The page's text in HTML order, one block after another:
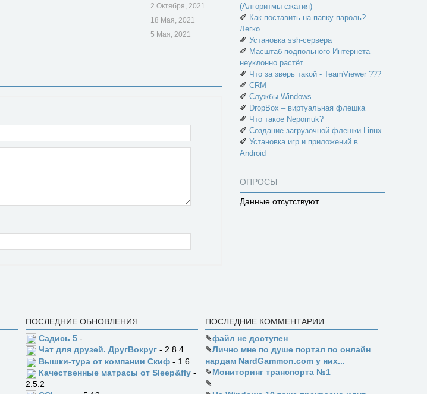
2 Октября, 2021
18 Мая, 2021
5 Мая, 2021
(Алгоритмы сжатия)
✐ Как поставить на папку пароль?
Легко
✐ Установка ssh-сервера
✐ Масштаб подпольного Интернета
неуклонно растёт
✐ Что за зверь такой - TeamViewer ???
✐ CRM
✐ Службы Windows
✐ DropBox – виртуальная флешка
✐ Что такое Nepomuk?
✐ Создание загрузочной флешки Linux
✐ Установка игр и приложений в
Android
ОПРОСЫ
Данные отсутствуют
ПОСЛЕДНИЕ ОБНОВЛЕНИЯ
Садись 5-
Чат для друзей. ДругВокруг- 2.8.4
Вышки-тура от компании Скиф- 1.6
Качественные матрасы от Sleep&fly-
2.5.2
ПОСЛЕДНИЕ КОММЕНТАРИИ
✎файл не доступен
✎Лично мне по душе портал по онлайн
нардам NardGammon.com у них...
✎Мониторинг транспорта №1
✎